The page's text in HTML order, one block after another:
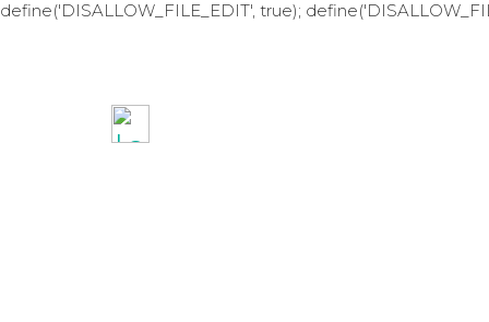
define('DISALLOW_FILE_EDIT', true);